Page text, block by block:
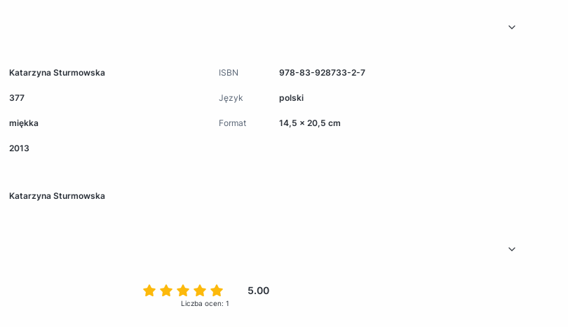
Katarzyna Sturmowska ISBN 978-83-928733-2-7
377 Język polski
miękka Format 14,5 x 20,5 cm
2013
Katarzyna Sturmowska
5.00
Liczba ocen: 1